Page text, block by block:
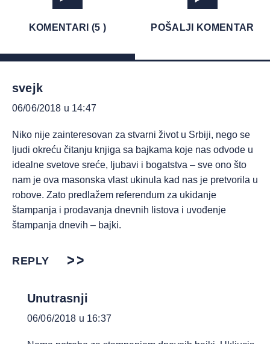
KOMENTARI (5 ) POŠALJI KOMENTAR
svejk
06/06/2018 u 14:47
Niko nije zainteresovan za stvarni život u Srbiji, nego se
ljudi okreću čitanju knjiga sa bajkama koje nas odvode u
idealne svetove sreće, ljubavi i bogatstva – sve ono što
nam je ova masonska vlast ukinula kad nas je pretvorila u
robove. Zato predlažem referendum za ukidanje
štampanja i prodavanja dnevnih listova i uvođenje
štampanja dnevih – bajki.
REPLY
Unutrasnji
06/06/2018 u 16:37